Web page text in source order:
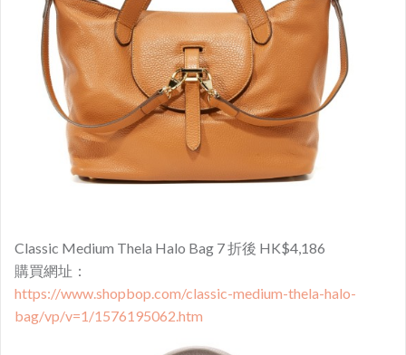
Classic Medium Thela Halo Bag 7 折後 HK$4,186
購買網址：
https://www.shopbop.com/classic-medium-thela-halo-
bag/vp/v=1/1576195062.htm